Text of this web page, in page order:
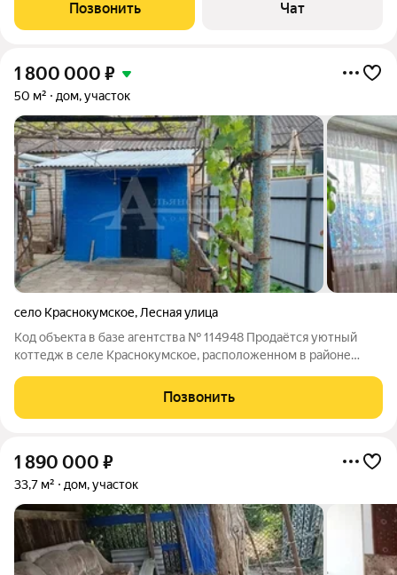
Позвонить Чат
1 800 000 ₽
50 м² дом, участок
село Краснокумское, Лесная улица
Код объекта в базе агентства № 114948 Продаётся уютный
коттедж в селе Краснокумское, расположенном в районе
экологически чистым, что делает его идеальным для тех, кто
ищет спокойствие и гармонию с
Позвонить
1 890 000 ₽
33,7 м² дом, участок